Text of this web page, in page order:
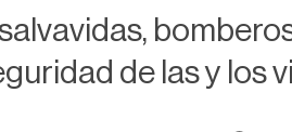
de las y los